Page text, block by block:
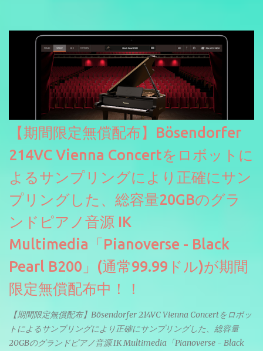
【期間限定無償配布】Bösendorfer
214VC Vienna Concertをロボットに
よるサンプリングにより正確にサン
プリングした、総容量20GBのグラ
ンドピアノ音源 IK
Multimedia「Pianoverse - Black
Pearl B200」(通常99.99ドル)が期間
限定無償配布中！！
【期間限定無償配布】Bösendorfer 214VC Vienna Concertをロボッ
トによるサンプリングにより正確にサンプリングした、総容量
20GBのグランドピアノ音源 IK Multimedia「Pianoverse - Black